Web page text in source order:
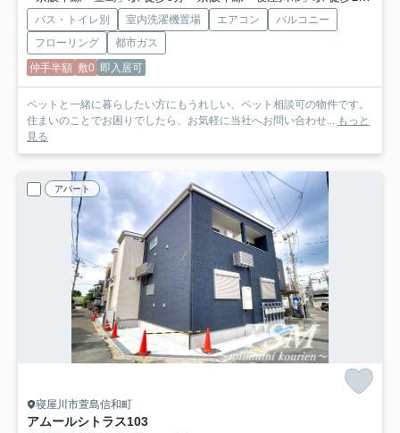
バス・トイレ別 室内洗濯機置場 エアコン
バルコニー
フローリング
都市ガス
仲手半額 敷0 即入居可
ペットと一緒に暮らしたい方にもうれしい、ペット相談可の物件です。
住まいのことでお困りでしたら、お気軽に当社へお問い合わせ...
もっと
見る
アパート
寝屋川市萱島信和町
アムールシトラス103